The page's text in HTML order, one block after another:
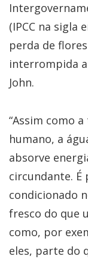
(IPCC na sigla
perda de
interrompida
John.
“Assim como
humano, a
absorve
circundante.
condicionado
fresco do que
como, por
eles, parte do